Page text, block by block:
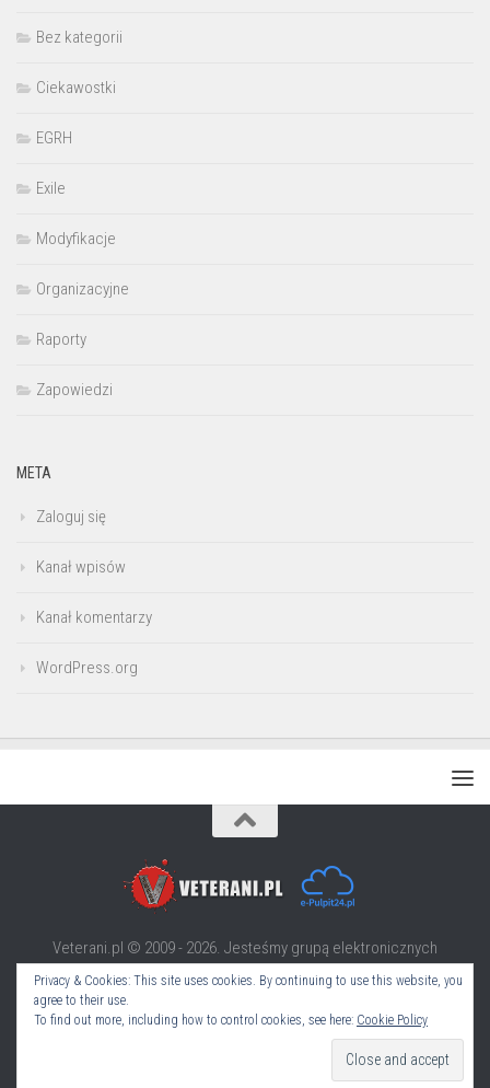
Bez kategorii
Ciekawostki
EGRH
Exile
Modyfikacje
Organizacyjne
Raporty
Zapowiedzi
META
Zaloguj się
Kanał wpisów
Kanał komentarzy
WordPress.org
Veterani.pl © 2009 - 2026. Jesteśmy grupą elektronicznych
rekonstruktorów i nie tylko.
Privacy & Cookies: This site uses cookies. By continuing to use this website, you
agree to their use.
To find out more, including how to control cookies, see here: Cookie Policy